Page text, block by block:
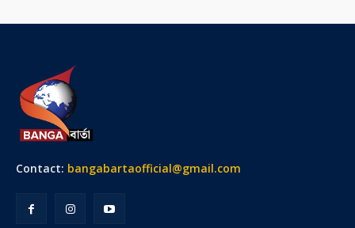
Contact: bangabartaofficial@gmail.com